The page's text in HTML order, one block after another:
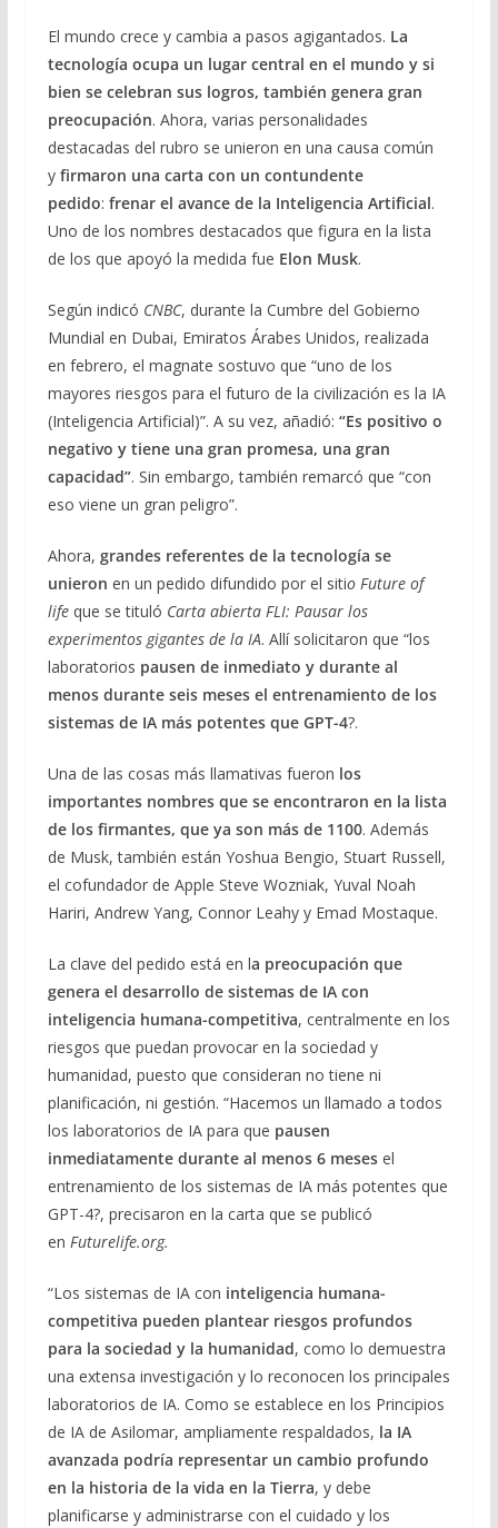
El mundo crece y cambia a pasos agigantados. La
tecnología ocupa un lugar central en el mundo y si
bien se celebran sus logros, también genera gran
preocupación. Ahora, varias personalidades
destacadas del rubro se unieron en una causa común
yfirmaron una carta con un contundente
pedido: frenar el avance de la Inteligencia Artificial.
Uno de los nombres destacados que figura en la lista
de los que apoyó la medida fue Elon Musk.
Según indicó CNBC, durante la Cumbre del Gobierno
Mundial en Dubai, Emiratos Árabes Unidos, realizada
en febrero, el magnate sostuvo que “uno de los
mayores riesgos para el futuro de la civilización es la IA
(Inteligencia Artificial)”. A su vez, añadió: “Es positivo o
negativo y tiene una gran promesa, una gran
capacidad”. Sin embargo, también remarcó que “con
eso viene un gran peligro”.
Ahora, grandes referentes de la tecnología se
unieron en un pedido difundido por el sitio Future of
life que se tituló Carta abierta FLI: Pausar los
experimentos gigantes de la IA. Allí solicitaron que “los
laboratorios pausen de inmediato y durante al
menos durante seis meses el entrenamiento de los
sistemas de IA más potentes que GPT-4?.
Una de las cosas más llamativas fueron los
importantes nombres que se encontraron en la lista
de los firmantes, que ya son más de 1100. Además
de Musk, también están Yoshua Bengio, Stuart Russell,
el cofundador de Apple Steve Wozniak, Yuval Noah
Hariri, Andrew Yang, Connor Leahy y Emad Mostaque.
La clave del pedido está en la preocupación que
genera el desarrollo de sistemas de IA con
inteligencia humana-competitiva, centralmente en los
riesgos que puedan provocar en la sociedad y
humanidad, puesto que consideran no tiene ni
planificación, ni gestión. “Hacemos un llamado a todos
los laboratorios de IA para que pausen
inmediatamente durante al menos 6 meses el
entrenamiento de los sistemas de IA más potentes que
GPT-4?, precisaron en la carta que se publicó
en Futurelife.org.
“Los sistemas de IA con inteligencia humana-
competitiva pueden plantear riesgos profundos
para la sociedad y la humanidad, como lo demuestra
una extensa investigación y lo reconocen los principales
laboratorios de IA. Como se establece en los Principios
de IA de Asilomar, ampliamente respaldados, la IA
avanzada podría representar un cambio profundo
en la historia de la vida en la Tierra, y debe
planificarse y administrarse con el cuidado y los